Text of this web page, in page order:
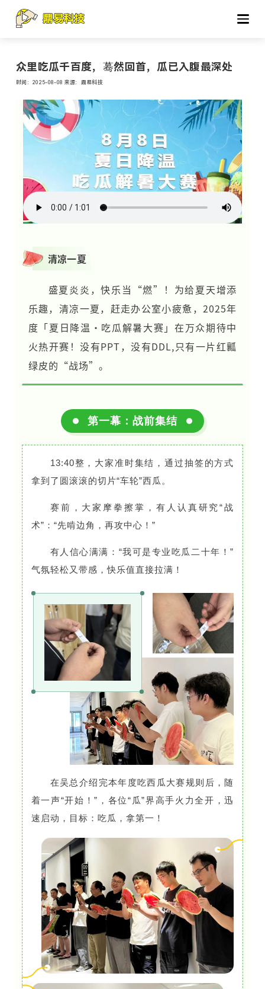
众里吃瓜千百度，蓦然回首，瓜已入腹最深处
时间：2025-08-08 来源：鼎易科技
清凉一夏
盛夏炎炎，快乐当“燃”！为给夏天增添
乐趣，清凉一夏，赶走办公室小疲惫，2025年
度「夏日降温·吃瓜解暑大赛」在万众期待中
火热开赛！没有PPT，没有DDL,只有一片红瓤
绿皮的“战场”。
第一幕：战前集结
13:40整，大家准时集结，通过抽签的方式
拿到了圆滚滚的切片“车轮”西瓜。
赛前，大家摩拳擦掌，有人认真研究“战
术”：“先啃边角，再攻中心！”
有人信心满满：“我可是专业吃瓜二十年！”
气氛轻松又带感，快乐值直接拉满！
在吴总介绍完本年度吃西瓜大赛规则后，随
着一声“开始！”，各位“瓜”界高手火力全开，迅
速启动，目标：吃瓜，拿第一！